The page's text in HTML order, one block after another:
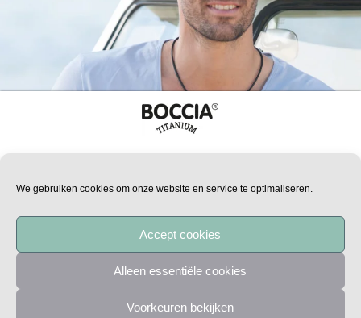
We gebruiken cookies om onze website en service te optimaliseren.
Accept cookies
Alleen essentiële cookies
Voorkeuren bekijken
Alle prijzen zijn adviesprijzen
GARANTIE
IMPRESSUM